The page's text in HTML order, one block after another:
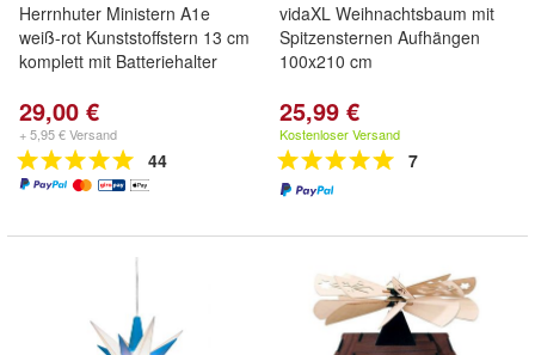
Herrnhuter Ministern A1e
weiß-rot Kunststoffstern 13 cm
komplett mit Batteriehalter
29,00 €
+ 5,95 € Versand
44
vidaXL Weihnachtsbaum mit
Spitzensternen Aufhängen
100x210 cm
25,99 €
Kostenloser Versand
7